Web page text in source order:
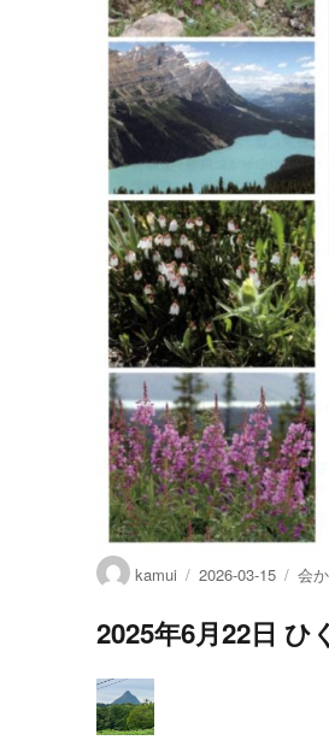
投kamui
投
日:
2026-03-15
カ
リ
会
2025年6月22日